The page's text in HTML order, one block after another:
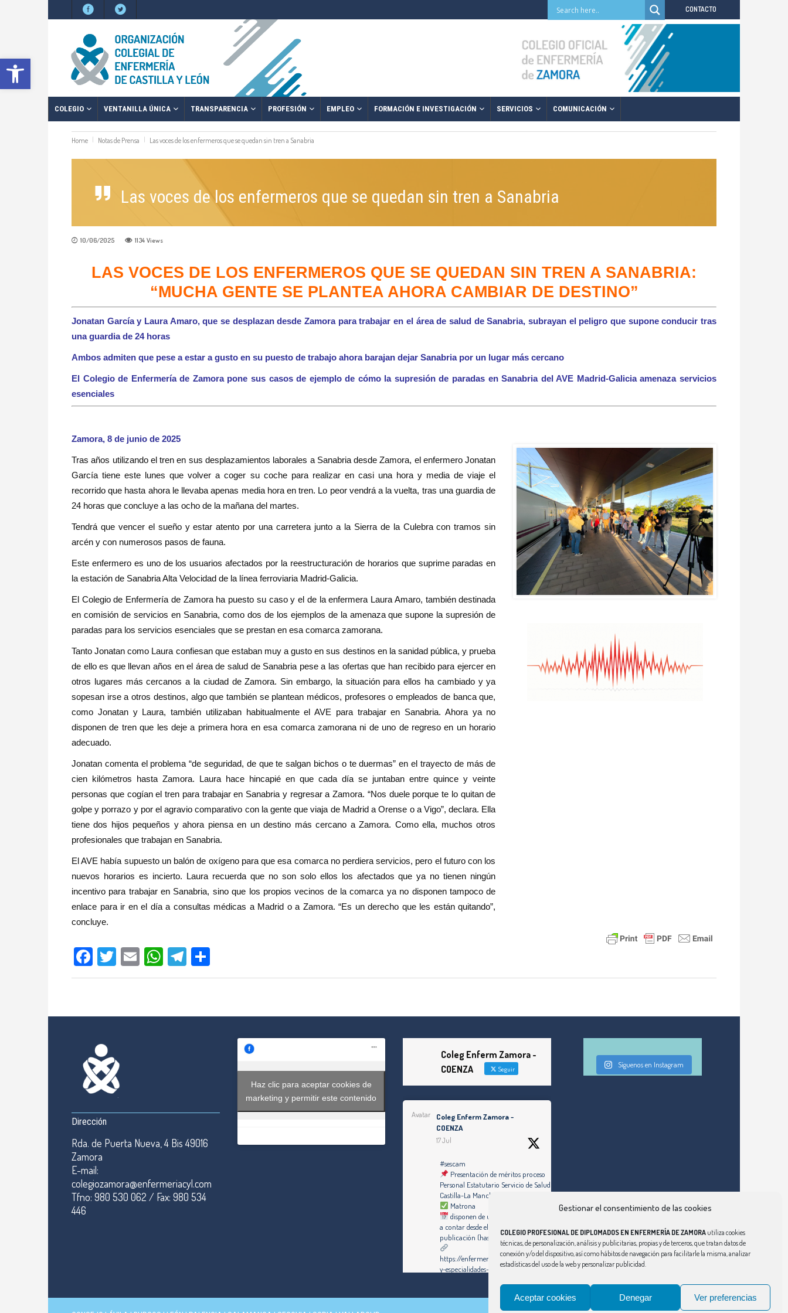
Abrir barra de herramientas
Gestionar el consentimiento de las cookies
COLEGIO PROFESIONAL DE DIPLOMADOS EN ENFERMERÍA DE ZAMORA utiliza cookies
técnicas, de personalización, análisis y publicitarias, propias y de terceros, que tratan datos de
conexión y/o del dispositivo, así como hábitos de navegación para facilitarle la misma, analizar
estadísticas del uso de la web y personalizar publicidad.
Aceptar cookies Denegar Ver preferencias
CONTACTO
COLEGIO VENTANILLA ÚNICA TRANSPARENCIA PROFESIÓN EMPLEO FORMACIÓN E INVESTIGACIÓN SERVICIOS COMUNICACIÓN
Home Notas de Prensa Las voces de los enfermeros que se quedan sin tren a Sanabria
Las voces de los enfermeros que se quedan sin tren a Sanabria
10/06/2025 1134 Views
LAS VOCES DE LOS ENFERMEROS QUE SE QUEDAN SIN TREN A SANABRIA:
“MUCHA GENTE SE PLANTEA AHORA CAMBIAR DE DESTINO”
Jonatan García y Laura Amaro, que se desplazan desde Zamora para trabajar en el área de salud de Sanabria, subrayan el peligro que supone conducir tras
una guardia de 24 horas
Ambos admiten que pese a estar a gusto en su puesto de trabajo ahora barajan dejar Sanabria por un lugar más cercano
El Colegio de Enfermería de Zamora pone sus casos de ejemplo de cómo la supresión de paradas en Sanabria del AVE Madrid-Galicia amenaza servicios
esenciales
Zamora, 8 de junio de 2025
Tras años utilizando el tren en sus desplazamientos laborales a Sanabria desde Zamora, el enfermero Jonatan
García tiene este lunes que volver a coger su coche para realizar en casi una hora y media de viaje el
recorrido que hasta ahora le llevaba apenas media hora en tren. Lo peor vendrá a la vuelta, tras una guardia de
24 horas que concluye a las ocho de la mañana del martes.
Tendrá que vencer el sueño y estar atento por una carretera junto a la Sierra de la Culebra con tramos sin
arcén y con numerosos pasos de fauna.
Este enfermero es uno de los usuarios afectados por la reestructuración de horarios que suprime paradas en
la estación de Sanabria Alta Velocidad de la línea ferroviaria Madrid-Galicia.
El Colegio de Enfermería de Zamora ha puesto su caso y el de la enfermera Laura Amaro, también destinada
en comisión de servicios en Sanabria, como dos de los ejemplos de la amenaza que supone la supresión de
paradas para los servicios esenciales que se prestan en esa comarca zamorana.
Tanto Jonatan como Laura confiesan que estaban muy a gusto en sus destinos en la sanidad pública, y prueba
de ello es que llevan años en el área de salud de Sanabria pese a las ofertas que han recibido para ejercer en
otros lugares más cercanos a la ciudad de Zamora. Sin embargo, la situación para ellos ha cambiado y ya
sopesan irse a otros destinos, algo que también se plantean médicos, profesores o empleados de banca que,
como Jonatan y Laura, también utilizaban habitualmente el AVE para trabajar en Sanabria. Ahora ya no
disponen de tren que les deje a primera hora en esa comarca zamorana ni de uno de regreso en un horario
adecuado.
Jonatan comenta el problema “de seguridad, de que te salgan bichos o te duermas” en el trayecto de más de
cien kilómetros hasta Zamora. Laura hace hincapié en que cada día se juntaban entre quince y veinte
personas que cogían el tren para trabajar en Sanabria y regresar a Zamora. “Nos duele porque te lo quitan de
golpe y porrazo y por el agravio comparativo con la gente que viaja de Madrid a Orense o a Vigo”, declara. Ella
tiene dos hijos pequeños y ahora piensa en un destino más cercano a Zamora. Como ella, muchos otros
profesionales que trabajan en Sanabria.
El AVE había supuesto un balón de oxígeno para que esa comarca no perdiera servicios, pero el futuro con los
nuevos horarios es incierto. Laura recuerda que no son solo ellos los afectados que ya no tienen ningún
incentivo para trabajar en Sanabria, sino que los propios vecinos de la comarca ya no disponen tampoco de
enlace para ir en el día a consultas médicas a Madrid o a Zamora. “Es un derecho que les están quitando”,
concluye.
Facebook
TwitterEmailWhatsApp
Telegram
Dirección
Rda. de Puerta Nueva, 4 Bis 49016
Zamora
E-mail:
colegiozamora@enfermeriacyl.com
Tfno: 980 530 062 / Fax: 980 534
446
Haz clic para aceptar cookies de
marketing y permitir este contenido
Coleg Enferm Zamora -
COENZA
Seguir
Avatar
Coleg Enferm Zamora -
COENZA
17 Jul
#sescam
Presentación de méritos proceso
Personal Estatutario Servicio de Salud de
Castilla-La Mancha
Matrona
disponen de un plazo de diez días hábiles,
a contar desde el día siguiente al de la
publicación (hasta el 30 de julio de 2026)
https://enfermeriazamora.com/enfermeria-
y-especialidades-personal-estatutario-
1253-plazas/#MATRONA
Síguenos en Instagram